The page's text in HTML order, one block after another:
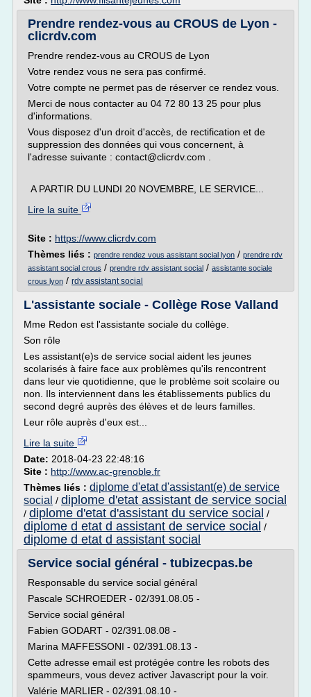
Prendre rendez-vous au CROUS de Lyon -
clicrdv.com
Prendre rendez-vous au CROUS de Lyon
Votre rendez vous ne sera pas confirmé.
Votre compte ne permet pas de réserver ce rendez vous.
Merci de nous contacter au 04 72 80 13 25 pour plus
d'informations.
Vous disposez d'un droit d'accès, de rectification et de
suppression des données qui vous concernent, à
l'adresse suivante : contact@clicrdv.com .
A PARTIR DU LUNDI 20 NOVEMBRE, LE SERVICE...
Lire la suite
Site : https://www.clicrdv.com
Thèmes liés : prendre rendez vous assistant social lyon / prendre rdv
assistant social crous / prendre rdv assistant social / assistante sociale
crous lyon / rdv assistant social
L'assistante sociale - Collège Rose Valland
Mme Redon est l'assistante sociale du collège.
Son rôle
Les assistant(e)s de service social aident les jeunes
scolarisés à faire face aux problèmes qu'ils rencontrent
dans leur vie quotidienne, que le problème soit scolaire ou
non. Ils interviennent dans les établissements publics du
second degré auprès des élèves et de leurs familles.
Leur rôle auprès d'eux est...
Lire la suite
Date: 2018-04-23 22:48:16
Site : http://www.ac-grenoble.fr
Thèmes liés : diplome d'etat d'assistant(e) de service
social / diplome d'etat assistant de service social
/ diplome d'etat d'assistant du service social /
diplome d etat d assistant de service social /
diplome d etat d assistant social
Service social général - tubizecpas.be
Responsable du service social général
Pascale SCHROEDER - 02/391.08.05 -
Service social général
Fabien GODART - 02/391.08.08 -
Marina MAFFESSONI - 02/391.08.13 -
Cette adresse email est protégée contre les robots des
spammeurs, vous devez activer Javascript pour la voir.
Valérie MARLIER - 02/391.08.10 -